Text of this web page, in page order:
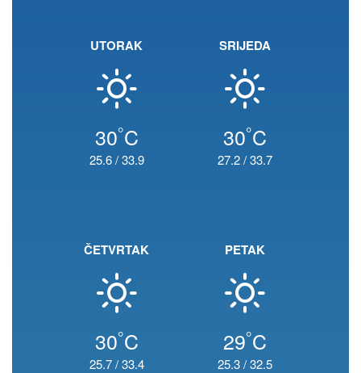
UTORAK
30°C
25.6/33.9
SRIJEDA
30°C
27.2/33.7
ČETVRTAK
30°C
25.7/33.4
PETAK
29°C
25.3/32.5